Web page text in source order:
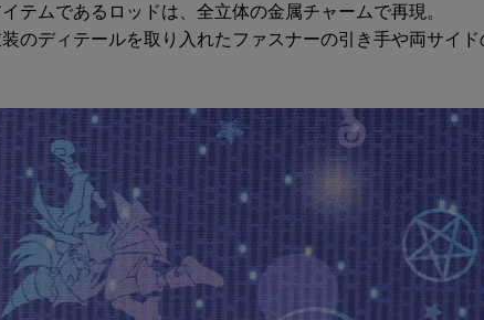
テムであるロッドは、全立体の金属チャームで再現。
のディテールを取り入れたファスナーの引き手や両サイ